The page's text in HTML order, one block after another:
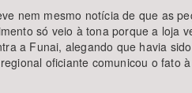
nem mesmo notícia de que as
só veio à tona porque a loja
a Funai, alegando que havia
oficiante comunicou o fato